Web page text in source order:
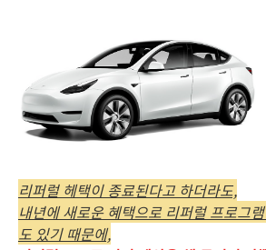
리퍼럴 헤택이 종료된다고 하더라도,
내년에 새로운 혜택으로 리퍼럴 프로그
도 있기 때문에,